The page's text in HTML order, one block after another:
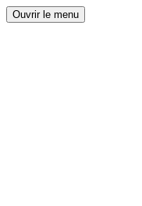
Ouvrir le menu